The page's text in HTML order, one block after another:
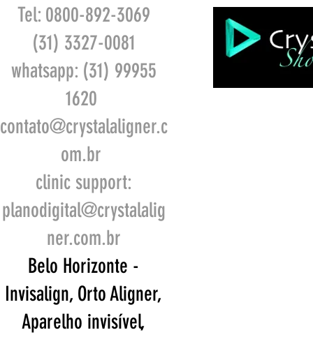
Tel: 0800-892-3069
(31) 3327-0081
whatsapp: (31) 99955
1620
contato@crystalaligner.c
om.br
clinic support:
planodigital@crystalalig
ner.com.br
Belo Horizonte -
Invisalign, Orto Aligner,
Aparelho invisível,